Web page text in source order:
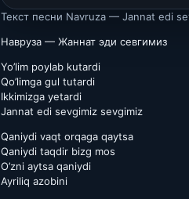
Текст песни Navruza — Jannat edi
Навруза — Жаннат эди севгимиз
Yo’lim poylab kutardi
Qo’limga gul tutardi
Ikkimizga yetardi
Jannat edi sevgimiz sevgimiz
Qaniydi vaqt orqaga qaytsa
Qaniydi taqdir bizg mos
O’zni aytsa qaniydi
Ayriliq azobini